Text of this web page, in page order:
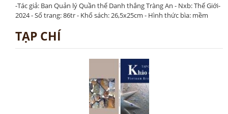
-Tác giả: Ban Quản lý Quần thể Danh thắng Tràng An - Nxb: Thế Giới-
2024 - Số trang: 86tr - Khổ sách: 26,5x25cm - Hình thức bìa: mềm
TẠP CHÍ